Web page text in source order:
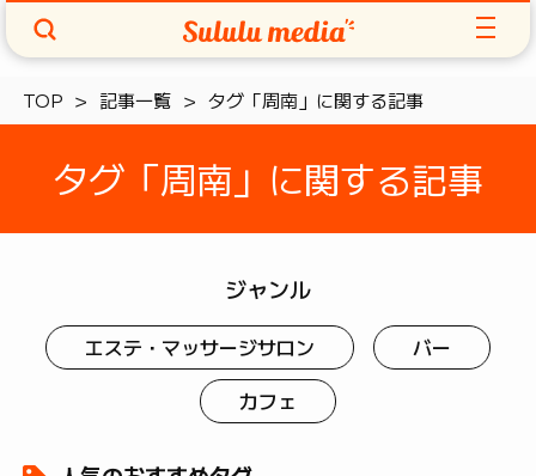
TOP 記事一覧 タグ「周南」に関する記事
タグ「周南」に関する記事
ジャンル
エステ・マッサージサロン
バー
カフェ